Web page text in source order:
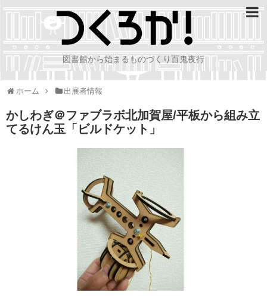
図書館から始まるものづくり百鬼夜行
ホーム 出展者情報
かしわぎ＠ファブラボ北加賀屋/平板から組み立
てるけん玉「ビルドケット」